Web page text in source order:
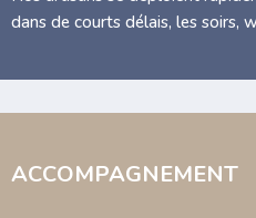
dans de courts délais, les soirs,
ACCOMPAGNEMENT